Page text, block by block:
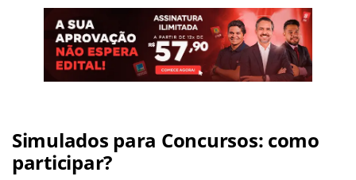
Simulados para Concursos: como
participar?